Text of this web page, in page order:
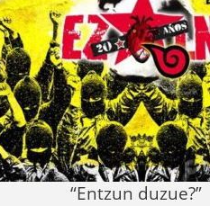
“Entzun duzue?”